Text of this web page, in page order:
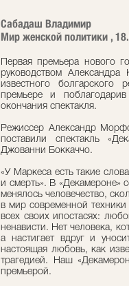
Сабадаш Владимир
Мир женской политики ,
Первая премьера нового
руководством
известного
премьере и
окончания спектакля.
Режиссер Александр
поставили спектакль
Джованни Боккаччо.
«У Маркеса есть такие
и смерть». В «Декамероне»
менялось человечество,
в мир современной техники
всех своих ипостасях:
ненависти. Нет человека,
а настигает вдруг и
настоящая любовь, как
трагедией. Наш
премьерой.